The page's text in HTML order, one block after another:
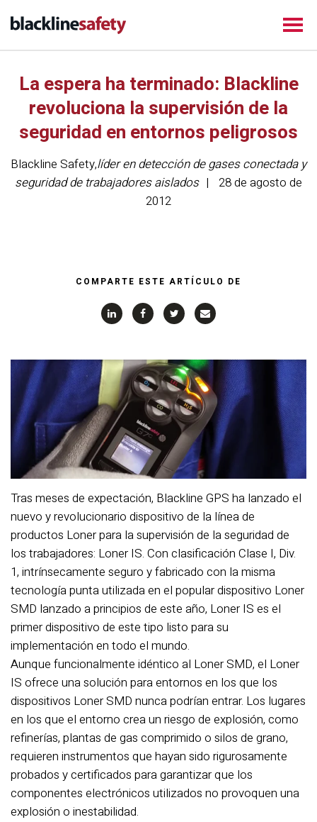
La espera ha terminado: Blackline
revoluciona la supervisión de la
seguridad en entornos peligrosos
Blackline Safety,líder en detección de gases conectada y
seguridad de trabajadores aislados
28 de agosto de
2012
COMPARTE ESTE ARTÍCULO DE
Tras meses de expectación, Blackline GPS ha lanzado el
nuevo y revolucionario dispositivo de la línea de
productos Loner para la supervisión de la seguridad de
los trabajadores: Loner IS. Con clasificación Clase I, Div.
1, intrínsecamente seguro y fabricado con la misma
tecnología punta utilizada en el popular dispositivo Loner
SMD lanzado a principios de este año, Loner IS es el
primer dispositivo de este tipo listo para su
implementación en todo el mundo.
Aunque funcionalmente idéntico al Loner SMD, el Loner
IS ofrece una solución para entornos en los que los
dispositivos Loner SMD nunca podrían entrar. Los lugares
en los que el entorno crea un riesgo de explosión, como
refinerías, plantas de gas comprimido o silos de grano,
requieren instrumentos que hayan sido rigurosamente
probados y certificados para garantizar que los
componentes electrónicos utilizados no provoquen una
explosión o inestabilidad.